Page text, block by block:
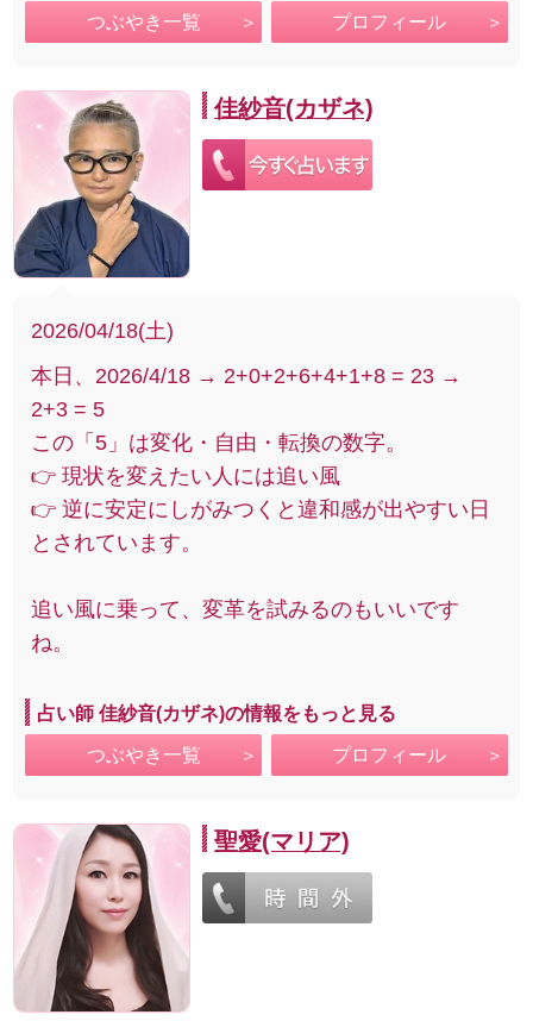
つぶやき一覧 プロフィール
佳紗音(カザネ)
2026/04/18(土)
本日、2026/4/18 → 2+0+2+6+4+1+8 = 23 →
2+3 = 5
この「5」は変化・自由・転換の数字。
👉 現状を変えたい人には追い風
👉 逆に安定にしがみつくと違和感が出やすい日
とされています。
追い風に乗って、変革を試みるのもいいです
ね。
占い師 佳紗音(カザネ)の情報をもっと見る
つぶやき一覧 プロフィール
聖愛(マリア)